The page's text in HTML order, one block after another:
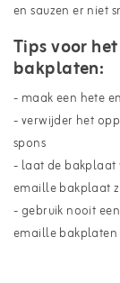
en sauzen er niet
Tips voor
bakplaten:
- maak een hete
- verwijder het
spons
- laat de bakplaat
emaille bakplaat
- gebruik nooit
emaille bakplaten